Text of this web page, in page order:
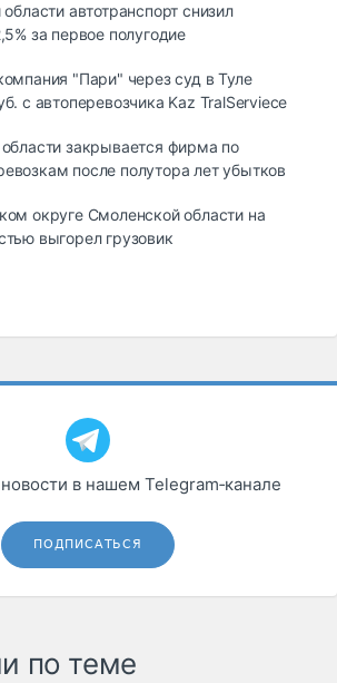
автотранспорт снизил
за первое полугодие
"Пари" через суд в Туле
с автоперевозчика Kaz TralServiece
закрывается фирма по
после полутора лет убытков
округе Смоленской области на
выгорел грузовик
в нашем Telegram‑канале
ПОДПИСАТЬСЯ
по теме